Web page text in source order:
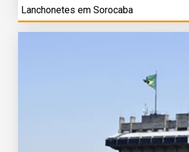
Lanchonetes em Sorocaba